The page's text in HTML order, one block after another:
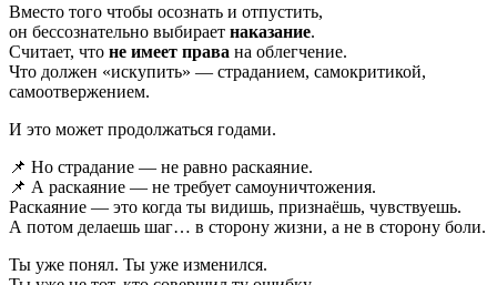
Вместо того чтобы осознать и отпустить,
он бессознательно выбирает наказание.
Считает, что не имеет права на облегчение.
Что должен «искупить» — страданием, самокритикой,
самоотвержением.
И это может продолжаться годами.
📌 Но страдание — не равно раскаяние.
📌 А раскаяние — не требует самоуничтожения.
Раскаяние — это когда ты видишь, признаёшь, чувствуешь.
А потом делаешь шаг… в сторону жизни, а не в сторону боли.
Ты уже понял. Ты уже изменился.